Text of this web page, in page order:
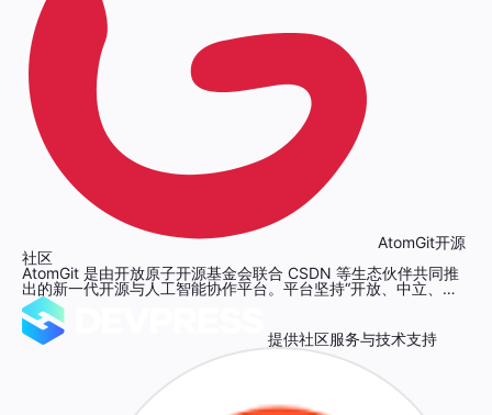
AtomGit开源
社区
AtomGit 是由开放原子开源基金会联合 CSDN 等生态伙伴共同推
出的新一代开源与人工智能协作平台。平台坚持“开放、中立、公
益”的理念，把代码托管、模型共享、数据集托管、智能体开发体
验和算力服务整合在一起，为开发者提供从开发、训练到部署的一
站式体验。
提供社区服务与技术支持